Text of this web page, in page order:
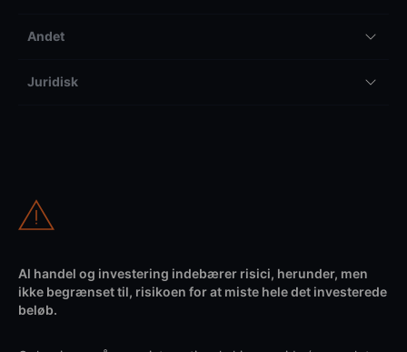
Andet
Juridisk
Al handel og investering indebærer risici, herunder, men
ikke begrænset til, risikoen for at miste hele det investerede
beløb.